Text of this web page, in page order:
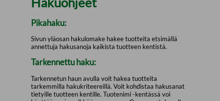
Pikahaku:
Sivun yläosan hakulomake hakee tuotteita etsimällä
annettuja hakusanoja kaikista tuotteen kentistä.
Tarkennettu haku:
Tarkennetun haun avulla voit hakea tuotteita
tarkemmilla hakukriteereillä. Voit kohdistaa hakusanat
tietyille tuotteen kentille. Tuotenimi -kentässä voi